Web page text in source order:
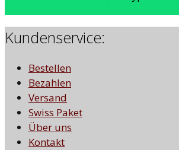
Kundenservice:
Bestellen
Bezahlen
Versand
Swiss Paket
Über uns
Kontakt